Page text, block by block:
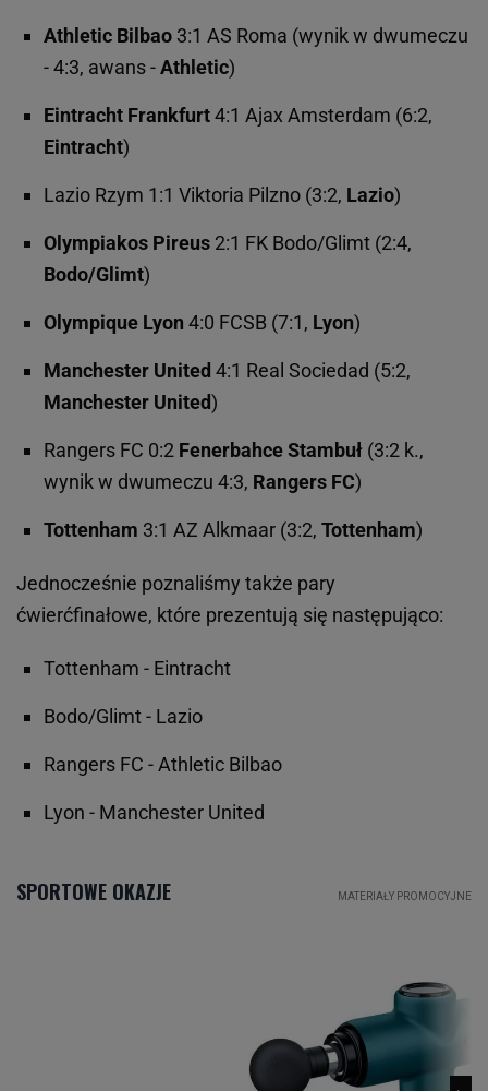
Athletic Bilbao 3:1 AS Roma (wynik w dwumeczu
- 4:3, awans -Athletic)
Eintracht Frankfurt4:1 Ajax Amsterdam (6:2,
Eintracht)
Lazio Rzym 1:1 Viktoria Pilzno (3:2, Lazio)
Olympiakos Pireus 2:1 FK Bodo/Glimt (2:4,
Bodo/Glimt)
Olympique Lyon 4:0 FCSB (7:1, Lyon)
Manchester United 4:1 Real Sociedad (5:2,
Manchester United)
Rangers FC 0:2 Fenerbahce Stambuł (3:2 k.,
wynik w dwumeczu 4:3, Rangers FC)
Tottenham 3:1 AZ Alkmaar (3:2, Tottenham)
Jednocześnie poznaliśmy także pary
ćwierćfinałowe, które prezentują się następująco:
Tottenham - Eintracht
Bodo/Glimt - Lazio
Rangers FC - Athletic Bilbao
Lyon - Manchester United